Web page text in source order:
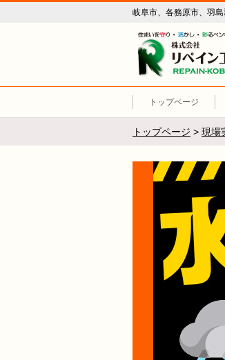
岐阜市、各務原市、羽
トップページ
トップページ > 現場